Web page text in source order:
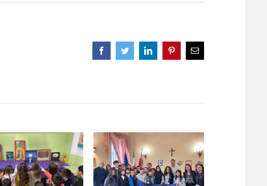
FacebookTwitterLinkedIn PinterestCorreo
electrónico